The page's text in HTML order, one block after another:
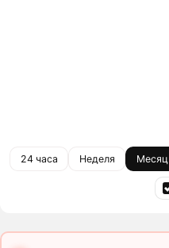
24 часа Неделя Месяц